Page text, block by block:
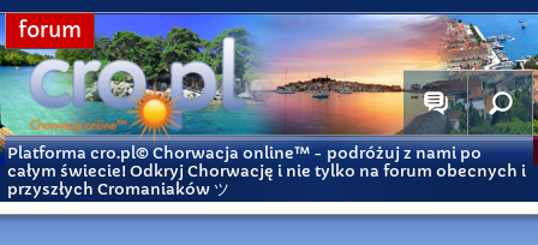
forum
Platforma cro.pl© Chorwacja online™ - podróżuj z nami po
całym świecie! Odkryj Chorwację i nie tylko na forum obecnych i
przyszłych Cromaniaków ツ